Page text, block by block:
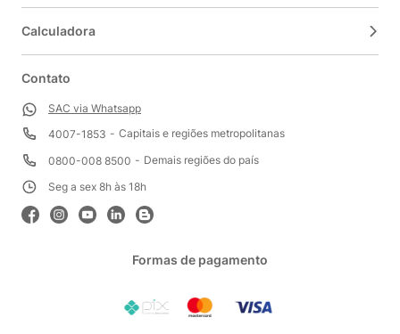
Calculadora
Contato
SAC via Whatsapp
4007-1853
Capitais e regiões metropolitanas
0800-008 8500
Demais regiões do país
Seg a sex 8h às 18h
Formas de pagamento